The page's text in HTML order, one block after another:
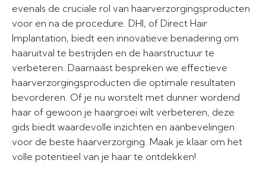
evenals de cruciale rol van haarverzorgingsproducten
voor en na de procedure. DHI, of Direct Hair
Implantation, biedt een innovatieve benadering om
haaruitval te bestrijden en de haarstructuur te
verbeteren. Daarnaast bespreken we effectieve
haarverzorgingsproducten die optimale resultaten
bevorderen. Of je nu worstelt met dunner wordend
haar of gewoon je haargroei wilt verbeteren, deze
gids biedt waardevolle inzichten en aanbevelingen
voor de beste haarverzorging. Maak je klaar om het
volle potentieel van je haar te ontdekken!